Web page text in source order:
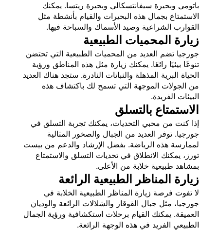
باتومي وبحيرة سيفانتسكالي وبحيرة ريتسا. يمكنك
الاستمتاع بجمال هذه البحيرات والقيام بأنشطة مثل
القوارب الشراعية وصيد الأسماك والسباحة فيها.
زيارة المحميات الطبيعية
جورجيا تضم العديد من المحميات الطبيعية التي تحتضن
تنوعًا بيئيًا رائعًا. يمكنك زيارة مثل هذه المناطق ورؤية
الحياة البرية المذهلة والنباتات النادرة. ستجد هناك العديد
من الجولات الموجهة التي تسمح لك باكتشاف هذه
البيئات الفريدة.
الاستمتاع بالتسلق
إذا كنت من محبي التحديات، يمكنك تجربة التسلق في
جورجيا. توفر العديد من الجبال والصخور المثالية
لممارسة هذه الرياضة. بفضل الإرشاد والدعم من بيست
تورز، يمكنك الانطلاق في تحديات التسلق والاستمتاع
بمشاهد طبيعية خلابة من الأعلى.
زيارة المناظر الطبيعية الرائعة
لا تفوت فرصة زيارة المناظر الطبيعية الخلابة في
جورجيا، مثل جبال القوقاز والشلالات الرائعة والوديان
العميقة. يمكنك القيام برحلات استكشافية ورؤية الجمال
الطبيعي الفريد في هذه الوجهة الرائعة.